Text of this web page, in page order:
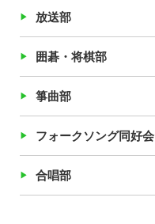
放送部
囲碁・将棋部
箏曲部
フォークソング同好会
合唱部